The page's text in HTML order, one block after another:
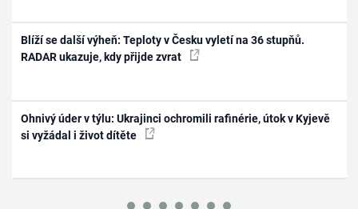
Blíží se další výheň: Teploty v Česku vyletí na 36 stupňů.
RADAR ukazuje, kdy přijde zvrat
Ohnivý úder v týlu: Ukrajinci ochromili rafinérie, útok v Kyjevě
si vyžádal i život dítěte